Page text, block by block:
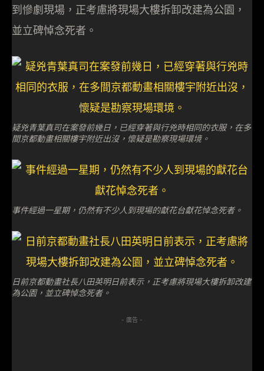
到慘劇現場，正考慮將現場大樓拆卸改建為公園，
並立碑悼念死者。
疑兇青葉真司在案發前幾日，已經穿著與行兇時相同的衣服，在多
間京都動畫相關樓宇附近出沒，懷疑是勘察現場環境。
事件經過一星期，仍然有不少人到現場的獻花台獻花悼念死者。
日前京都動畫社長八田英明日前表示，正考慮將現場大樓拆卸改建
為公園，並立碑悼念死者。
- 廣告 -